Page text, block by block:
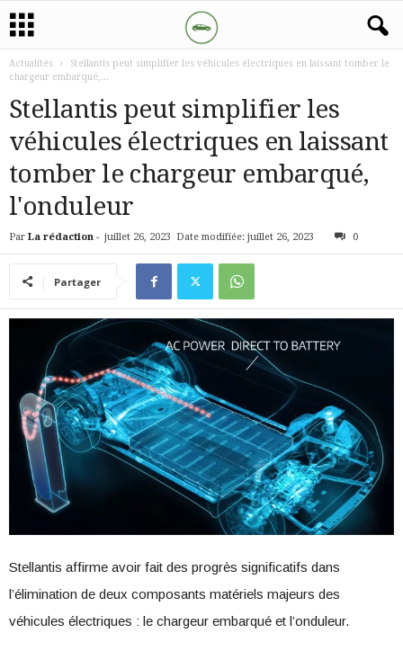
Actualités
Stellantis peut simplifier les véhicules électriques en laissant tomber le
chargeur embarqué,...
Stellantis peut simplifier les
véhicules électriques en laissant
tomber le chargeur embarqué,
l'onduleur
Par La rédaction - juillet 26, 2023 Date modifiée: juillet 26, 2023 0
Partager
Stellantis affirme avoir fait des progrès significatifs dans
l’élimination de deux composants matériels majeurs des
véhicules électriques : le chargeur embarqué et l’onduleur.